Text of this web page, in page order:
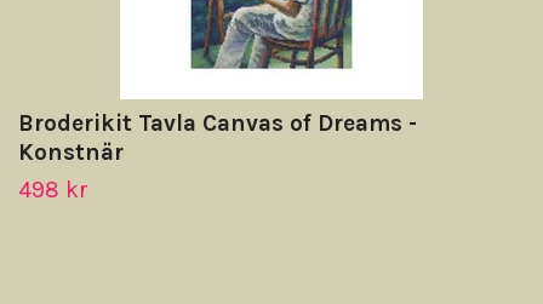
Broderikit Tavla Canvas of Dreams -
Konstnär
498 kr